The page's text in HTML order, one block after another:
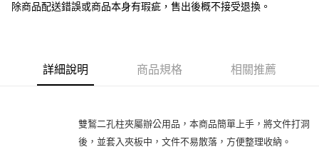
除商品配送錯誤或商品本身有瑕疵，售出後概不接受退換。
詳細說明 商品規格 相關推薦
雙鶖二孔柱夾屬辦公用品，本商品簡單上手，將文件打洞
後，並套入夾板中，文件不易散落，方便整理收納。